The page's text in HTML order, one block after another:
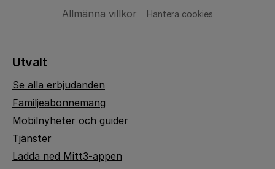
Allmänna villkor Hantera cookies
Utvalt
Se alla erbjudanden
Familjeabonnemang
Mobilnyheter och guider
Tjänster
Ladda ned Mitt3-appen